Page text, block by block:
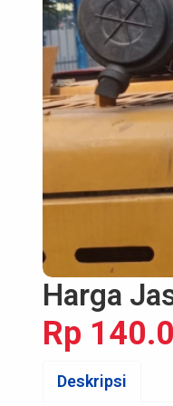
Harga
Rp
Deskripsi